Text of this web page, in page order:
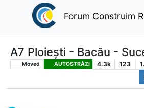
Forum Construim
A7 Ploiești - Bacău -
Moved AUTOSTRĂZI 4.3k 123